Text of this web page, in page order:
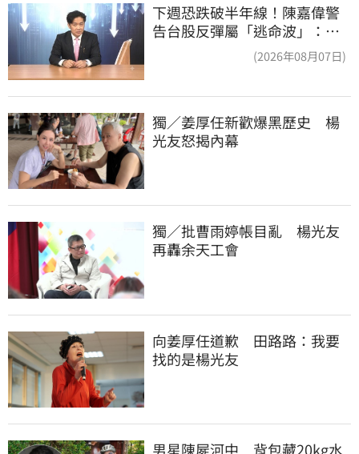
下週恐跌破半年線！陳嘉偉警
告台股反彈屬「逃命波」：空
(2026年08月07日)
獨／姜厚任新歡爆黑歷史　楊
光友怒揭內幕
獨／批曹雨婷帳目亂　楊光友
再轟余天工會
向姜厚任道歉　田路路：我要
找的是楊光友
男星陳屍河中　背包藏20kg水